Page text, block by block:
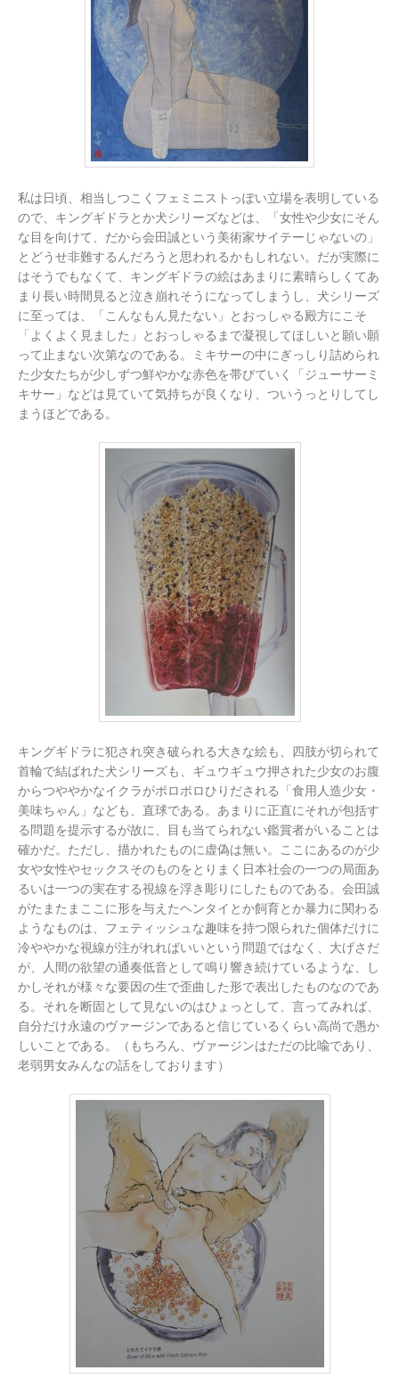
私は日頃、相当しつこくフェミニストっぽい立場を表明している
ので、キングギドラとか犬シリーズなどは、「女性や少女にそん
な目を向けて、だから会田誠という美術家サイテーじゃないの」
とどうせ非難するんだろうと思われるかもしれない。だが実際に
はそうでもなくて、キングギドラの絵はあまりに素晴らしくてあ
まり長い時間見ると泣き崩れそうになってしまうし、犬シリーズ
に至っては、「こんなもん見たない」とおっしゃる殿方にこそ
「よくよく見ました」とおっしゃるまで凝視してほしいと願い願
って止まない次第なのである。ミキサーの中にぎっしり詰められ
た少女たちが少しずつ鮮やかな赤色を帯びていく「ジューサーミ
キサー」などは見ていて気持ちが良くなり、ついうっとりしてし
まうほどである。
キングギドラに犯され突き破られる大きな絵も、四肢が切られて
首輪で結ばれた犬シリーズも、ギュウギュウ押された少女のお腹
からつややかなイクラがポロポロひりだされる「食用人造少女・
美味ちゃん」なども、直球である。あまりに正直にそれが包括す
る問題を提示するが故に、目も当てられない鑑賞者がいることは
確かだ。ただし、描かれたものに虚偽は無い。ここにあるのが少
女や女性やセックスそのものをとりまく日本社会の一つの局面あ
るいは一つの実在する視線を浮き彫りにしたものである。会田誠
がたまたまここに形を与えたヘンタイとか飼育とか暴力に関わる
ようなものは、フェティッシュな趣味を持つ限られた個体だけに
冷ややかな視線が注がれればいいという問題ではなく、大げさだ
が、人間の欲望の通奏低音として鳴り響き続けているような、し
かしそれが様々な要因の生で歪曲した形で表出したものなのであ
る。それを断固として見ないのはひょっとして、言ってみれば、
自分だけ永遠のヴァージンであると信じているくらい高尚で愚か
しいことである。（もちろん、ヴァージンはただの比喩であり、
老弱男女みんなの話をしております）